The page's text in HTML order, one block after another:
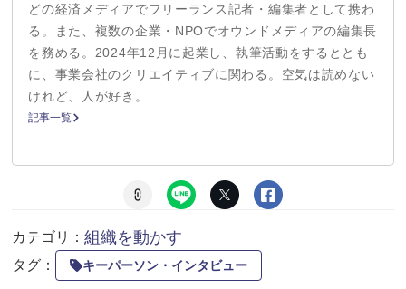
どの経済メディアでフリーランス記者・編集者として携わ
る。また、複数の企業・NPOでオウンドメディアの編集長
を務める。2024年12月に起業し、執筆活動をするととも
に、事業会社のクリエイティブに関わる。空気は読めない
けれど、人が好き。
記事一覧
カテゴリ：組織を動かす
タグ： キーパーソン・インタビュー